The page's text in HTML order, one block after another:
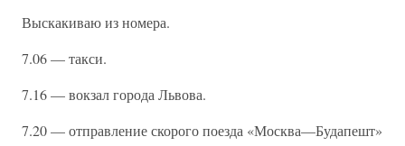
Выскакиваю из номера.
7.06 — такси.
7.16 — вокзал города Львова.
7.20 — отправление скорого поезда «Москва—Будапешт»